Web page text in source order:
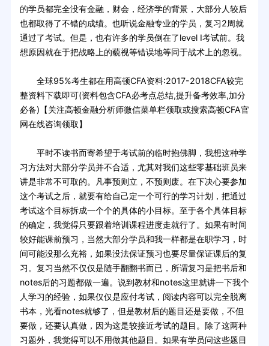
的学员都完全没有金融，财会，经济学的背景，大部分人较后
也都取得了不错的成绩。也听说金融专业的学员，复习2周就
通过了考试。但是，也有许多的学员倒在了level I考试前。我
想原因就在于把战略上的藐视等错误地等同于战术上的忽视。
全球95%考生都在用高顿CFA资料:2017-2018CFA较完
整资料下载即可(资料包含CFA必考点总结,提升备考效率,加分
必备)【关注高顿金融分析师微信菜单栏领取或搜索高顿CFA官
网在线咨询领取】
平时不读书而寄希望于考试前的临时抱佛脚，我想这种学
习方法对大部分学员并不合适，尤其对我们这些零基础班员来
讲是非常不可取的。凡事预则立，不预则废。在下决心要参加
这个考试之后，就要有给自己定一个可行的学习计划，把通过
考试这个目标拆成一个个的具体的小目标。至于各个具体目标
的确定，我觉得只要跟着培训课程进度走就行了。如果有时间
较好能课前预习，当然大部分学员和我一样都是在职学习，时
间可能没那么充裕，如果没法保证预习也要尽量保证课后的复
习。复习当然不仅仅是随手翻翻书而已，所谓复习是把书后和
notes后的习题都做一遍。说到教材和notes这里就讲一下我个
人学习的经验，如果仅仅是应付考试，阅读内容可以完全脱离
书本，光看notes就够了，但是教材后的题目还是要做，不但
要做，还要认真做，因为这是较接近考试的题目。除了这两种
习题外，我觉得可以不用做其他题目。如果有学员问这些题目